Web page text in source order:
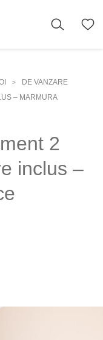
>
DE VANZARE
– MARMURA
2
inclus –